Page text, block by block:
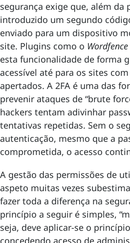
segurança exige que, além da
introduzido um segundo
enviado para um dispositivo
site. Plugins como o Wordfence
esta funcionalidade de forma
acessível até para os sites
apertados. A 2FA é uma das
prevenir ataques de “brute
hackers tentam adivinhar
tentativas repetidas. Sem o
autenticação, mesmo que a
comprometida, o acesso
A gestão das permissões de
aspeto muitas vezes
fazer toda a diferença na
princípio a seguir é simples,
seja, deve aplicar-se o
concedendo acesso de